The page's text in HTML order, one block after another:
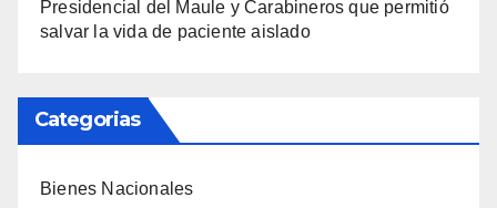
Presidencial del Maule y Carabineros que permitió
salvar la vida de paciente aislado
Categorias
Bienes Nacionales